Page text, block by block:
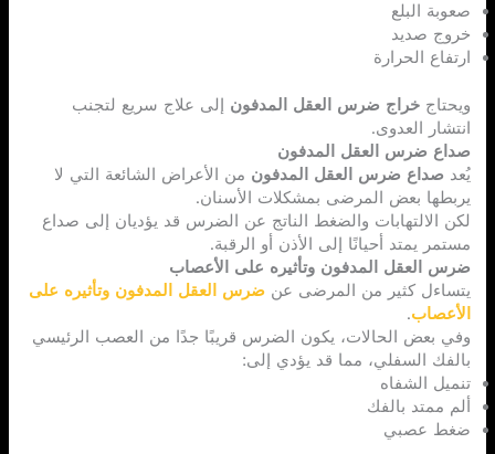
صعوبة البلع
خروج صديد
ارتفاع الحرارة
ويحتاجخراج ضرس العقل المدفون إلى علاج سريع لتجنب
انتشار العدوى.
صداع ضرس العقل المدفون
يُعد صداع ضرس العقل المدفون من الأعراض الشائعة التي لا
يربطها بعض المرضى بمشكلات الأسنان.
لكن الالتهابات والضغط الناتج عن الضرس قد يؤديان إلى صداع
مستمر يمتد أحيانًا إلى الأذن أو الرقبة.
ضرس العقل المدفون وتأثيره على الأعصاب
يتساءل كثير من المرضى عنضرس العقل المدفون وتأثيره على
الأعصاب.
وفي بعض الحالات، يكون الضرس قريبًا جدًا من العصب الرئيسي
بالفك السفلي، مما قد يؤدي إلى:
تنميل الشفاه
ألم ممتد بالفك
ضغط عصبي